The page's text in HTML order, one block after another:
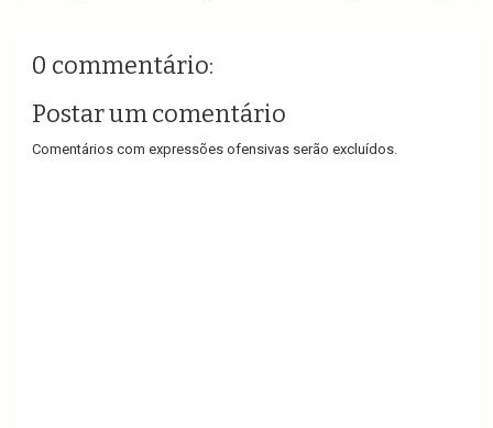
0 commentário:
Postar um comentário
Comentários com expressões ofensivas serão excluídos.